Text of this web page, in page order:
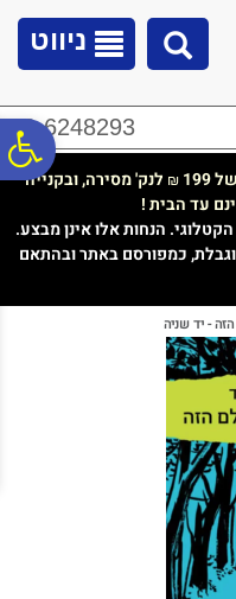
ניווט
02-6248293
₪ לנק' מסירה, ובקנייה
עד הבית !
הנחות אלו אינן מבצע.
כמפורסם באתר ובהתאם
- יד שניה